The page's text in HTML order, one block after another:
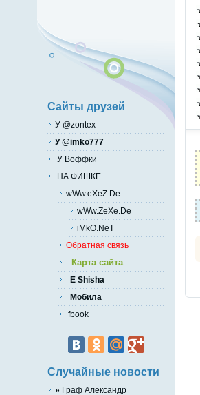
Сайты друзей
У @zontex
У @imko777
У Воффки
НА ФИШКЕ
wWw.eXeZ.De
wWw.ZeXe.De
iMkO.NeT
Обратная связь
Карта сайта
E Shisha
Мобила
fbook
Случайные новости
» Граф Александр